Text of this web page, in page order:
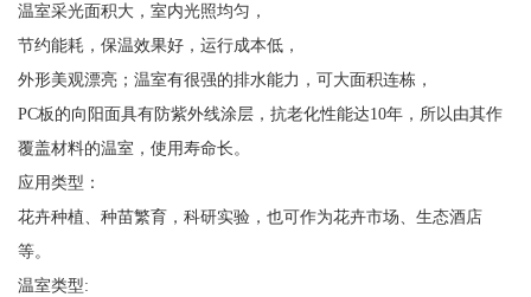
温室采光面积大，室内光照均匀，
节约能耗，保温效果好，运行成本低，
外形美观漂亮；温室有很强的排水能力，可大面积连栋，
PC板的向阳面具有防紫外线涂层，抗老化性能达10年，所以由其作
覆盖材料的温室，使用寿命长。
应用类型：
花卉种植、种苗繁育，科研实验，也可作为花卉市场、生态酒店
等。
温室类型: